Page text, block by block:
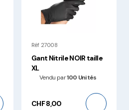
Réf 27008
Gant Nitrile NOIR taille
XL
Vendu par100 Unités
CHF 8,00